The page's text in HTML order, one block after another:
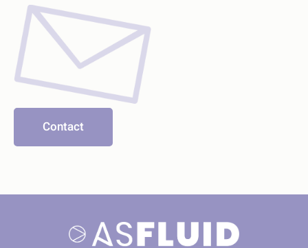
Contact